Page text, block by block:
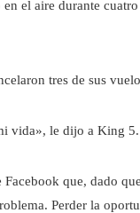
el aire durante
tres de sus
vida», le dijo a King 5.
que, dado
Perder la